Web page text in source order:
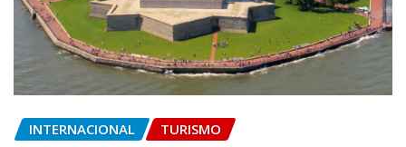
INTERNACIONAL TURISMO